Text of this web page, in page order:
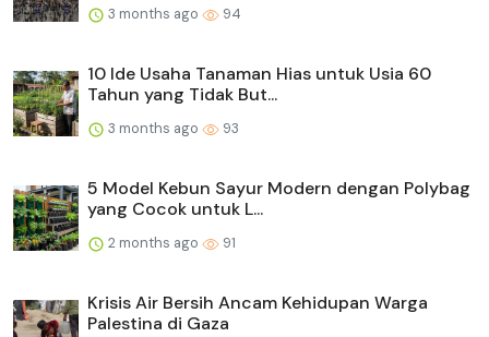
3 months ago 94
10 Ide Usaha Tanaman Hias untuk Usia 60
Tahun yang Tidak But...
3 months ago 93
5 Model Kebun Sayur Modern dengan Polybag
yang Cocok untuk L...
2 months ago 91
Krisis Air Bersih Ancam Kehidupan Warga
Palestina di Gaza